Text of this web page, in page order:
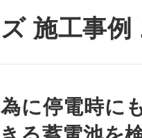
施工事
に停電時に